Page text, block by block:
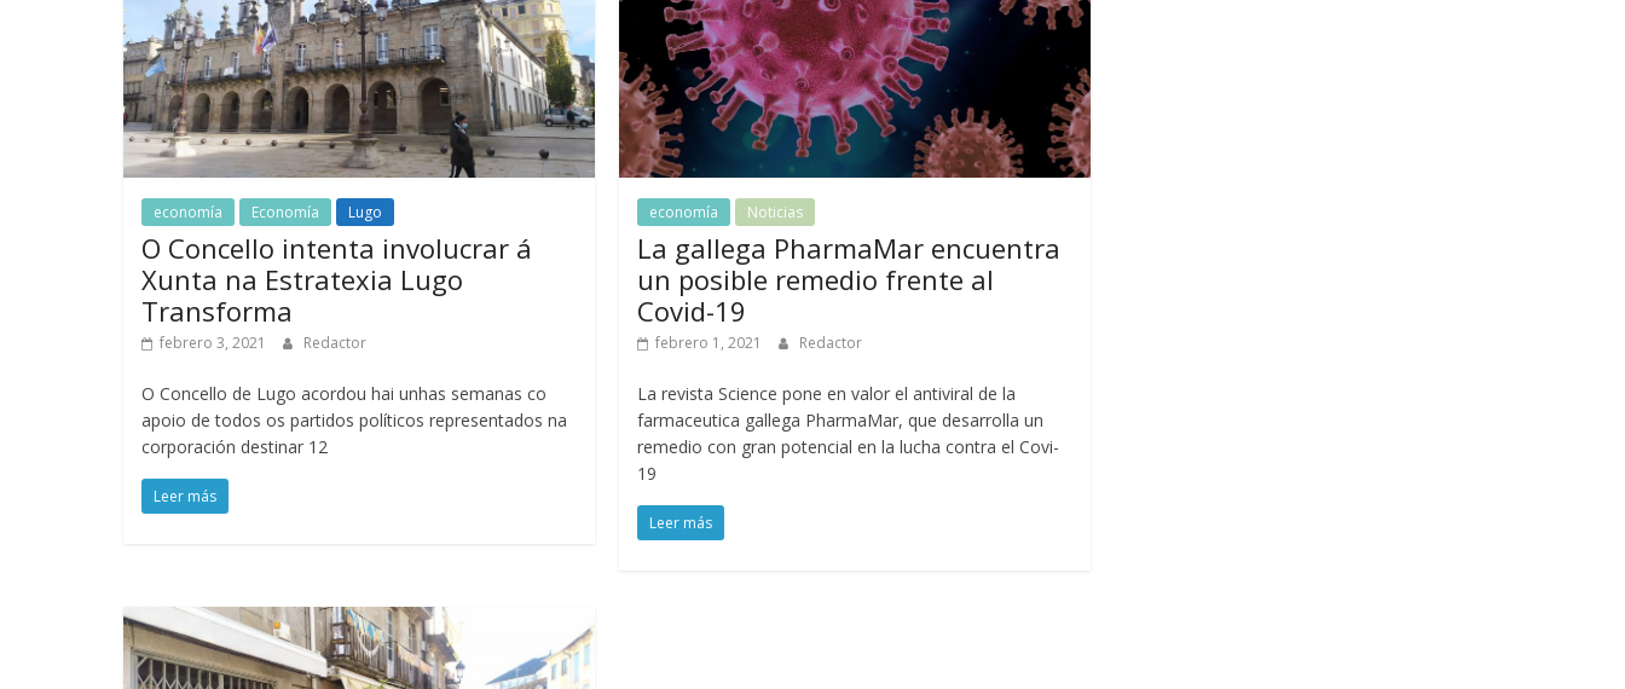
economía Economía Lugo
O Concello intenta involucrar á
Xunta na Estratexia Lugo
Transforma
febrero 3, 2021 Redactor
O Concello de Lugo acordou hai unhas semanas co
apoio de todos os partidos políticos representados na
corporación destinar 12
Leer más
economía Noticias
La gallega PharmaMar encuentra
un posible remedio frente al
Covid-19
febrero 1, 2021 Redactor
La revista Science pone en valor el antiviral de la
farmaceutica gallega PharmaMar, que desarrolla un
remedio con gran potencial en la lucha contra el Covi-
19
Leer más